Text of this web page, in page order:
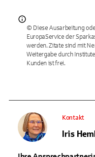
© Diese Ausarbeitung
EuropaService der
werden. Zitate sind mit
Weitergabe durch
Kunden ist frei.
Kontakt
Iris